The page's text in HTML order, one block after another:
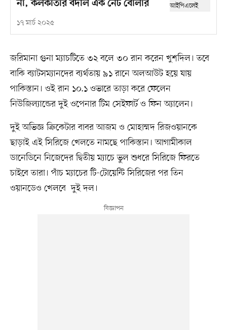
না, কলকাতার বদলি এক নেট বোলার
১৭ মার্চ ২০২৫
জরিমানা গুনা ম্যাচটিতে ৩২ বলে ৩০ রান করেন খুশদিল। তবে
বাকি ব্যাটসম্যানদের ব্যর্থতায় ৯১ রানে অলআউট হয়ে যায়
পাকিস্তান। ওই রান ১০.১ ওভারে তাড়া করে ফেলেন
নিউজিল্যান্ডের দুই ওপেনার টিম সেইফার্ট ও ফিন অ্যালেন।
দুই অভিজ্ঞ ক্রিকেটার বাবর আজম ও মোহাম্মদ রিজওয়ানকে
ছাড়াই এই সিরিজে খেলতে নামছে পাকিস্তান। আগামীকাল
ডানেডিনে নিজেদের দ্বিতীয় ম্যাচে ভুল শুধরে সিরিজে ফিরতে
চাইবে তারা। পাঁচ ম্যাচের টি-টোয়েন্টি সিরিজের পর তিন
ওয়ানডেও খেলবে দুই দল।